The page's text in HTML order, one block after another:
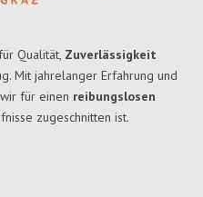
Qualität, Zuverlässigkeit
Mit jahrelanger Erfahrung und
für einen reibungslosen
zugeschnitten ist.